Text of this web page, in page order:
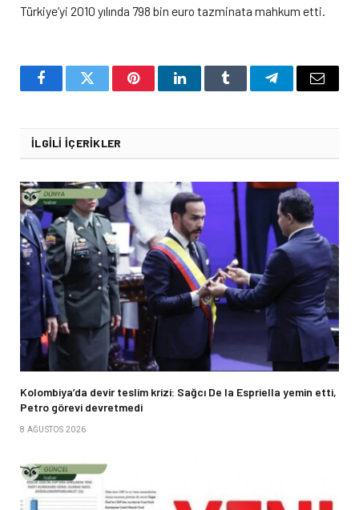
Türkiye’yi 2010 yılında 798 bin euro tazminata mahkum etti.
FacebookTwitter PinterestLinkedInTumblr TelegramEmail
İLGILI İÇERIKLER
Kolombiya’da devir teslim krizi: Sağcı De la Espriella yemin etti,
Petro görevi devretmedi
8 AĞUSTOS 2026